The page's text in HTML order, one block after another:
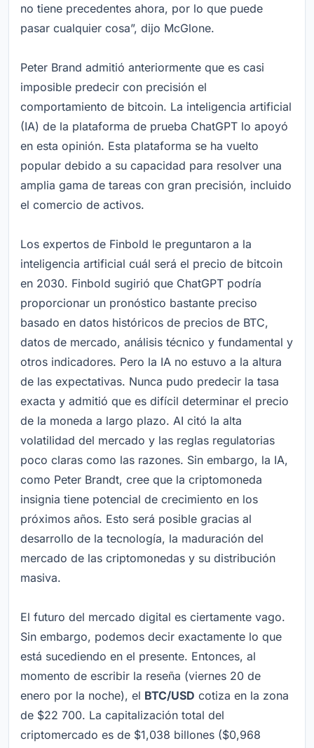
no tiene precedentes ahora, por lo que puede
pasar cualquier cosa”, dijo McGlone.
Peter Brand admitió anteriormente que es casi
imposible predecir con precisión el
comportamiento de bitcoin. La inteligencia artificial
(IA) de la plataforma de prueba ChatGPT lo apoyó
en esta opinión. Esta plataforma se ha vuelto
popular debido a su capacidad para resolver una
amplia gama de tareas con gran precisión, incluido
el comercio de activos.
Los expertos de Finbold le preguntaron a la
inteligencia artificial cuál será el precio de bitcoin
en 2030. Finbold sugirió que ChatGPT podría
proporcionar un pronóstico bastante preciso
basado en datos históricos de precios de BTC,
datos de mercado, análisis técnico y fundamental y
otros indicadores. Pero la IA no estuvo a la altura
de las expectativas. Nunca pudo predecir la tasa
exacta y admitió que es difícil determinar el precio
de la moneda a largo plazo. AI citó la alta
volatilidad del mercado y las reglas regulatorias
poco claras como las razones. Sin embargo, la IA,
como Peter Brandt, cree que la criptomoneda
insignia tiene potencial de crecimiento en los
próximos años. Esto será posible gracias al
desarrollo de la tecnología, la maduración del
mercado de las criptomonedas y su distribución
masiva.
El futuro del mercado digital es ciertamente vago.
Sin embargo, podemos decir exactamente lo que
está sucediendo en el presente. Entonces, al
momento de escribir la reseña (viernes 20 de
enero por la noche), el BTC/USD cotiza en la zona
de $22 700. La capitalización total del
criptomercado es de $1,038 billones ($0,968